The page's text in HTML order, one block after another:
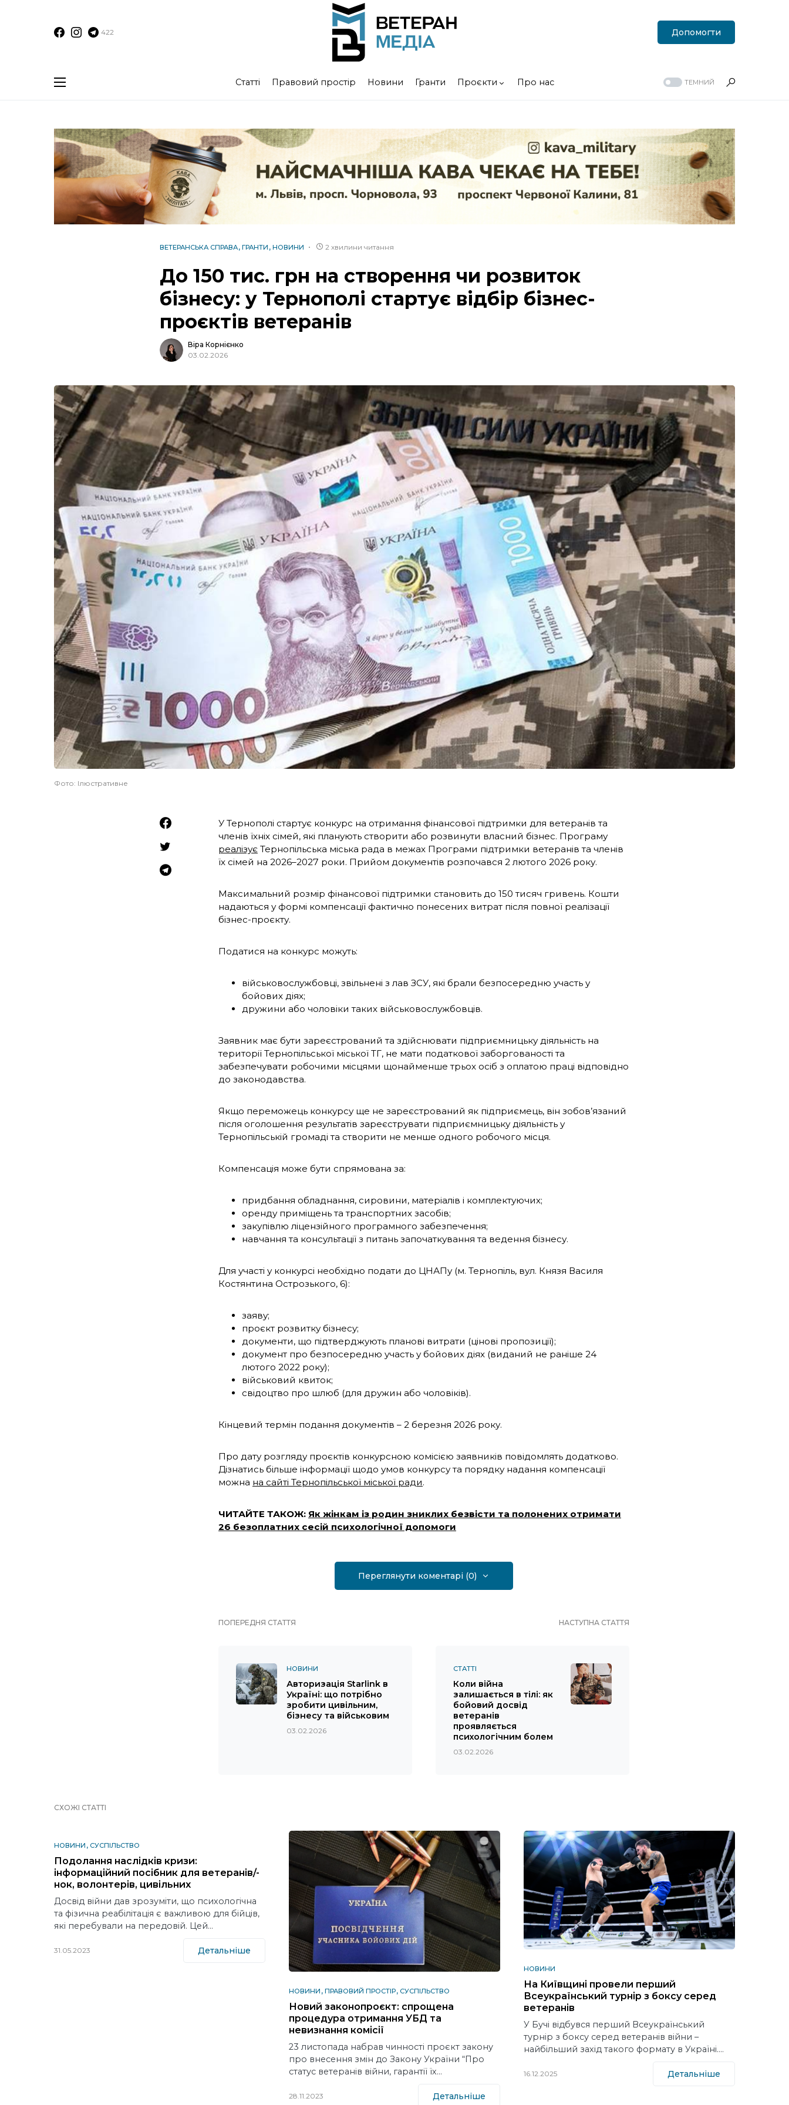
422 Допомогти
Статті Правовий простір Новини Гранти Проєкти Про нас ТЕМНИЙ
ВЕТЕРАНСЬКА СПРАВА ГРАНТИ НОВИНИ 2 хвилини читання
До 150 тис. грн на створення чи розвиток
бізнесу: у Тернополі стартує відбір бізнес-
проєктів ветеранів
Віра Корнієнко
03.02.2026
Фото: Ілюстративне
У Тернополі стартує конкурс на отримання фінансової підтримки для ветеранів та
членів їхніх сімей, які планують створити або розвинути власний бізнес. Програму
реалізує Тернопільська міська рада в межах Програми підтримки ветеранів та членів
їх сімей на 2026–2027 роки. Прийом документів розпочався 2 лютого 2026 року.
Максимальний розмір фінансової підтримки становить до 150 тисяч гривень. Кошти
надаються у формі компенсації фактично понесених витрат після повної реалізації
бізнес-проєкту.
Податися на конкурс можуть:
військовослужбовці, звільнені з лав ЗСУ, які брали безпосередню участь у
бойових діях;
дружини або чоловіки таких військовослужбовців.
Заявник має бути зареєстрований та здійснювати підприємницьку діяльність на
території Тернопільської міської ТГ, не мати податкової заборгованості та
забезпечувати робочими місцями щонайменше трьох осіб з оплатою праці відповідно
до законодавства.
Якщо переможець конкурсу ще не зареєстрований як підприємець, він зобов’язаний
після оголошення результатів зареєструвати підприємницьку діяльність у
Тернопільській громаді та створити не менше одного робочого місця.
Компенсація може бути спрямована за:
придбання обладнання, сировини, матеріалів і комплектуючих;
оренду приміщень та транспортних засобів;
закупівлю ліцензійного програмного забезпечення;
навчання та консультації з питань започаткування та ведення бізнесу.
Для участі у конкурсі необхідно подати до ЦНАПу (м. Тернопіль, вул. Князя Василя
Костянтина Острозького, 6):
заяву;
проєкт розвитку бізнесу;
документи, що підтверджують планові витрати (цінові пропозиції);
документ про безпосередню участь у бойових діях (виданий не раніше 24
лютого 2022 року);
військовий квиток;
свідоцтво про шлюб (для дружин або чоловіків).
Кінцевий термін подання документів – 2 березня 2026 року.
Про дату розгляду проєктів конкурсною комісією заявників повідомлять додатково.
Дізнатись більше інформації щодо умов конкурсу та порядку надання компенсації
можна на сайті Тернопільської міської ради.
ЧИТАЙТЕ ТАКОЖ: Як жінкам із родин зниклих безвісти та полонених отримати
26 безоплатних сесій психологічної допомоги
Переглянути коментарі (0)
ПОПЕРЕДНЯ СТАТТЯ
НОВИНИ
Авторизація Starlink в
Україні: що потрібно
зробити цивільним,
бізнесу та військовим
03.02.2026
НАСТУПНА СТАТТЯ
СТАТТІ
Коли війна
залишається в тілі: як
бойовий досвід
ветеранів
проявляється
психологічним болем
03.02.2026
СХОЖІ СТАТТІ
НОВИНИ СУСПІЛЬСТВО
Подолання наслідків кризи:
інформаційний посібник для ветеранів/-
нок, волонтерів, цивільних
Досвід війни дав зрозуміти, що психологічна
та фізична реабілітація є важливою для бійців,
які перебували на передовій. Цей…
31.05.2023 Детальніше
НОВИНИ ПРАВОВИЙ ПРОСТІР СУСПІЛЬСТВО
Новий законопроєкт: спрощена
процедура отримання УБД та
невизнання комісії
23 листопада набрав чинності проєкт закону
про внесення змін до Закону України “Про
статус ветеранів війни, гарантії їх…
28.11.2023 Детальніше
НОВИНИ
На Київщині провели перший
Всеукраїнський турнір з боксу серед
ветеранів
У Бучі відбувся перший Всеукраїнський
турнір з боксу серед ветеранів війни –
найбільший захід такого формату в Україні.…
16.12.2025 Детальніше